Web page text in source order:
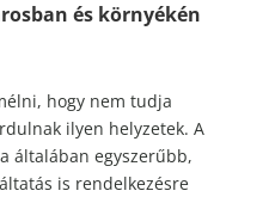
és környékén
hogy nem tudja
ilyen helyzetek. A
általában egyszerűbb,
is rendelkezésre